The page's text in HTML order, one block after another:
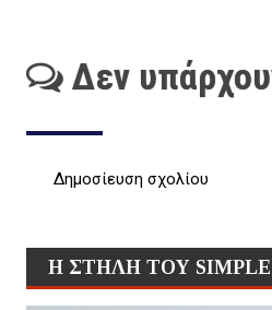
Δεν
Δημοσίευση σχολίου
Η ΣΤΗΛΗ ΤΟΥ SIMPLE